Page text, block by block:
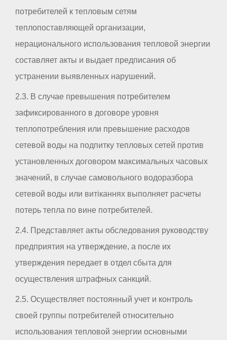
потребителей к тепловым сетям
теплопоставляющей организации,
нерационального использования тепловой энергии
составляет акты и выдает предписания об
устранении выявленных нарушений.
2.3. В случае превышения потребителем
зафиксированного в договоре уровня
теплопотребления или превышение расходов
сетевой воды на подпитку тепловых сетей против
установленных договором максимальных часовых
значений, в случае самовольного водоразбора
сетевой воды или витіканнях выполняет расчеты
потерь тепла по вине потребителей.
2.4. Представляет акты обследования руководству
предприятия на утверждение, а после их
утверждения передает в отдел сбыта для
осуществления штрафных санкций.
2.5. Осуществляет постоянный учет и контроль
своей группы потребителей относительно
использования тепловой энергии основными